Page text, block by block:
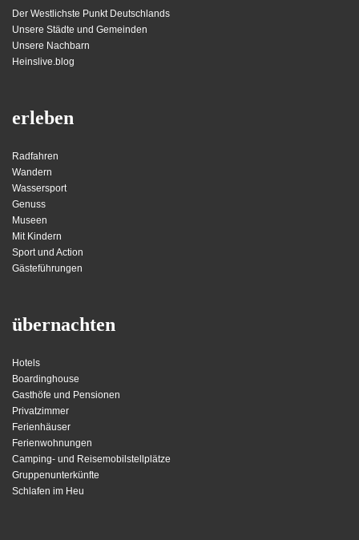
Der Westlichste Punkt Deutschlands
Unsere Städte und Gemeinden
Unsere Nachbarn
Heinslive.blog
erleben
Radfahren
Wandern
Wassersport
Genuss
Museen
Mit Kindern
Sport und Action
Gästeführungen
übernachten
Hotels
Boardinghouse
Gasthöfe und Pensionen
Privatzimmer
Ferienhäuser
Ferienwohnungen
Camping- und Reisemobilstellplätze
Gruppenunterkünfte
Schlafen im Heu